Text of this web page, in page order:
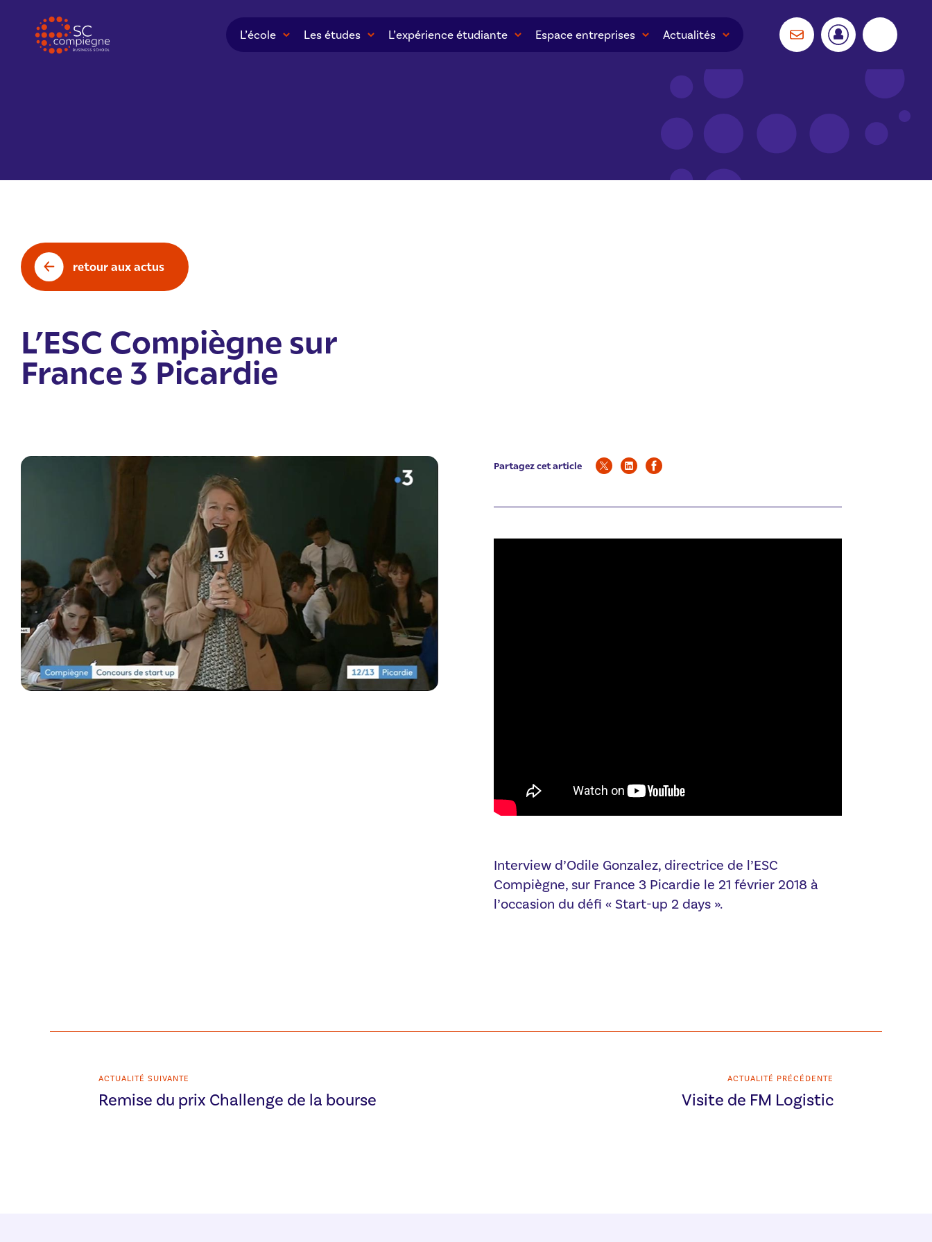
L’école Les études L’expérience étudiante Espace entreprises Actualités
retour aux actus
L’ESC Compiègne sur
France 3 Picardie
Partagez cet article
Interview d’Odile Gonzalez, directrice de l’ESC
Compiègne, sur France 3 Picardie le 21 février 2018 à
l’occasion du défi « Start-up 2 days ».
ACTUALITÉ SUIVANTE
Remise du prix Challenge de la bourse
ACTUALITÉ PRÉCÉDENTE
Visite de FM Logistic